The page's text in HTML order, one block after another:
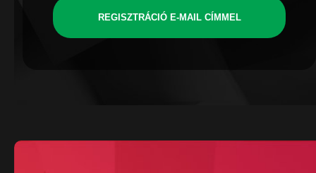
REGISZTRÁCIÓ E-MAIL CÍMMEL